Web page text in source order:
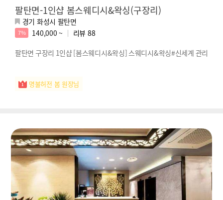
팔탄면-1인샵 봄스웨디시&왁싱(구장리)
경기 화성시 팔탄면
7% 140,000 ~ 리뷰 88
팔탄면 구장리 1인샵 [봄스웨디시&왁싱] 스웨디시&왁싱#신세계 관리
명불허전 봄 원장님